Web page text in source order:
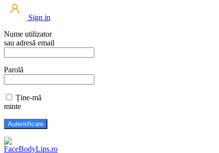
Sign in
Nume utilizator
sau adresă email
Parolă
Ține-mă
minte